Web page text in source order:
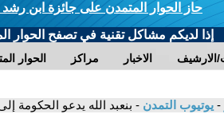
حاز الحوار المتمدن على جائزة ابن رشد
إذا لديكم مشاكل تقنية في تصفح الحوار
الحوار مراكز الاخبار الارشيف
- يوتيوب التمدن - بنعبد الله يدعو الحكومة